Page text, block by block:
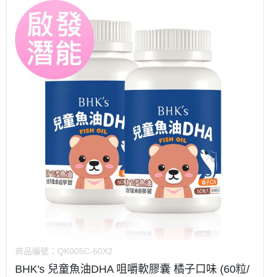
商品編號： QK005C-60X2
BHK's 兒童魚油DHA 咀嚼軟膠囊 橘子口味 (60粒/